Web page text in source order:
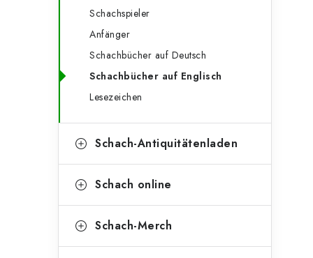
Schachspieler
Anfänger
Schachbücher auf Deutsch
Schachbücher auf Englisch
Lesezeichen
Schach-Antiquitätenladen
Schach online
Schach-Merch